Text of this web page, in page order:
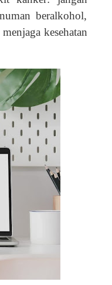
beralkohol,
kesehatan